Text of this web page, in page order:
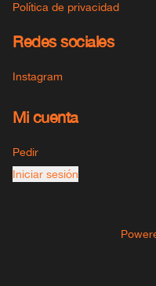
Política de privacidad
Redes sociales
Instagram
Mi cuenta
Pedir
Iniciar sesión